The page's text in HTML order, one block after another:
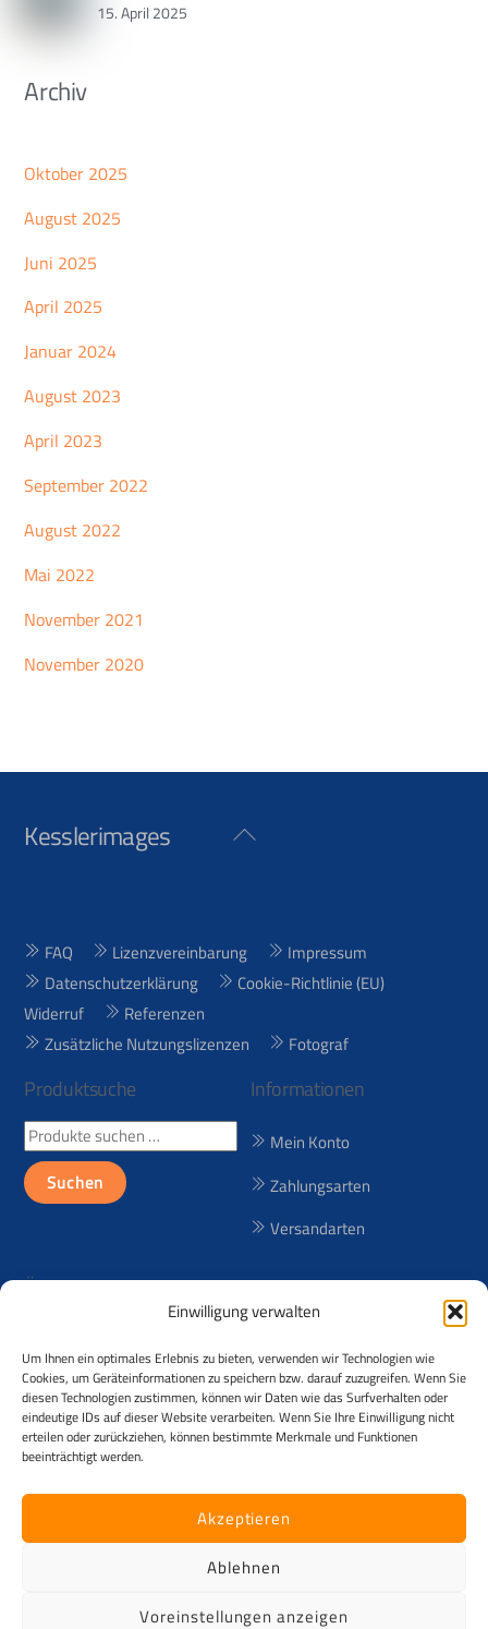
Einwilligung verwalten
Um Ihnen ein optimales Erlebnis zu bieten, verwenden wir Technologien wie
Cookies, um Geräteinformationen zu speichern bzw. darauf zuzugreifen. Wenn Sie
diesen Technologien zustimmen, können wir Daten wie das Surfverhalten oder
eindeutige IDs auf dieser Website verarbeiten. Wenn Sie Ihre Einwilligung nicht
erteilen oder zurückziehen, können bestimmte Merkmale und Funktionen
beeinträchtigt werden.
Akzeptieren
Ablehnen
Voreinstellungen anzeigen
15. April 2025
Archiv
Oktober 2025
August 2025
Juni 2025
April 2025
Januar 2024
August 2023
April 2023
September 2022
August 2022
Mai 2022
November 2021
November 2020
Back
Kesslerimages
FAQ Lizenzvereinbarung
Impressum
Datenschutzerklärung
Cookie-Richtlinie (EU)
Widerruf
Referenzen
Zusätzliche Nutzungslizenzen
Fotograf
Produktsuche
Suchen
nach:
Suchen
Informationen
Mein Konto
Zahlungsarten
Versandarten
Über uns
(RF) und lizenzpflichtige (RM)
Reisebilder aus über 50
Ländern an! Der Urheber der
Fotos ist Andreas Kessler.
Alle Rechte vorbehalten. Das Angebot richtet sich ausschließlich an
Käufer mit voller Geschäftsfähigkeit und zudem ausschließlich an
Firmen, Vereine, Zeitungen, Verlage, ... [B2B] . Kein Verkauf an